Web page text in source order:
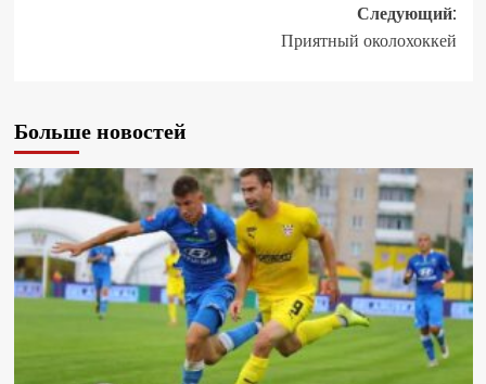
Следующий:
Приятный околохоккей
Больше новостей